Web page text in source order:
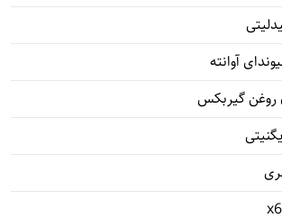
آوانته
روغن گیربکس